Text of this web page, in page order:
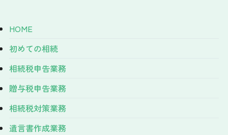
HOME
初めての相続
相続税申告業務
贈与税申告業務
相続税対策業務
遺言書作成業務